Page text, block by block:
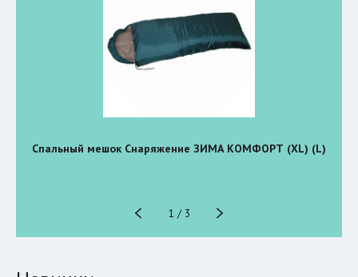
Спальный мешок Снаряжение ЗИМА КОМФОРТ (XL) (L)
1 / 3